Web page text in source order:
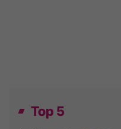
Top 5